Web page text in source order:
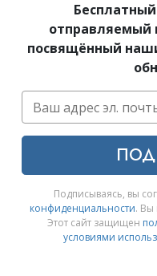
отправляемый
посвящённый
Подписываясь, вы
конфиденциальности. Вы
Этот сайт защищен
условиями